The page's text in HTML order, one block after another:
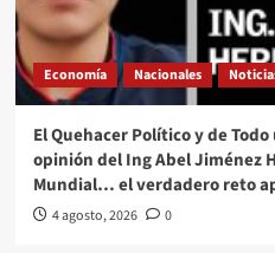
Economía Nacionales
El Quehacer Político y de
opinión del Ing Abel Jiménez
Mundial… el verdadero reto
4 agosto, 2026 0